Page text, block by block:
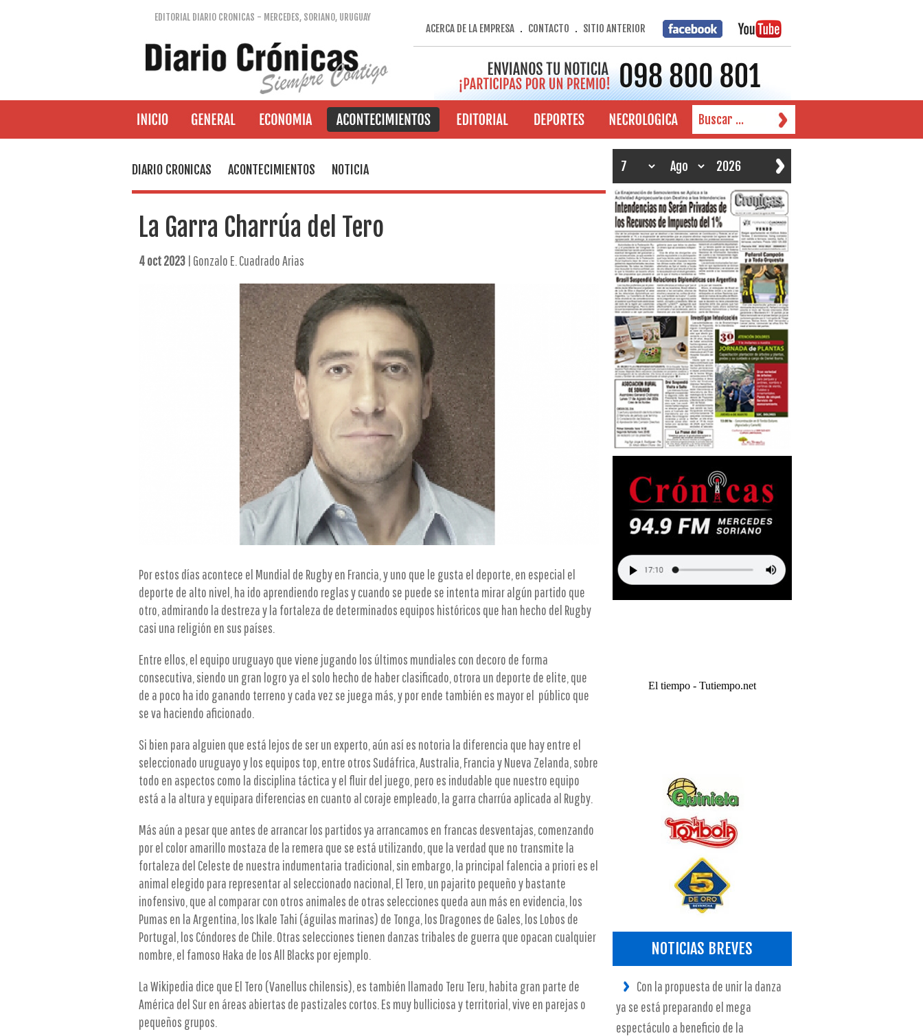
EDITORIAL DIARIO CRONICAS - MERCEDES, SORIANO, URUGUAY
ACERCA DE LA EMPRESA. CONTACTO . SITIO ANTERIOR
DIARIO CRONICAS ACONTECIMIENTOS NOTICIA
La Garra Charrúa del Tero
4 oct 2023| Gonzalo E. Cuadrado Arias
Por estos días acontece el Mundial de Rugby en Francia, y uno que le gusta el deporte, en especial el
deporte de alto nivel, ha ido aprendiendo reglas y cuando se puede se intenta mirar algún partido que
otro, admirando la destreza y la fortaleza de determinados equipos históricos que han hecho del Rugby
casi una religión en sus países.
Entre ellos, el equipo uruguayo que viene jugando los últimos mundiales con decoro de forma
consecutiva, siendo un gran logro ya el solo hecho de haber clasificado, otrora un deporte de elite, que
de a poco ha ido ganando terreno y cada vez se juega más, y por ende también es mayor el público que
se va haciendo aficionado.
Si bien para alguien que está lejos de ser un experto, aún así es notoria la diferencia que hay entre el
seleccionado uruguayo y los equipos top, entre otros Sudáfrica, Australia, Francia y Nueva Zelanda, sobre
todo en aspectos como la disciplina táctica y el fluir del juego, pero es indudable que nuestro equipo
está a la altura y equipara diferencias en cuanto al coraje empleado, la garra charrúa aplicada al Rugby.
Más aún a pesar que antes de arrancar los partidos ya arrancamos en francas desventajas, comenzando
por el color amarillo mostaza de la remera que se está utilizando, que la verdad que no transmite la
fortaleza del Celeste de nuestra indumentaria tradicional, sin embargo, la principal falencia a priori es el
animal elegido para representar al seleccionado nacional, El Tero, un pajarito pequeño y bastante
inofensivo, que al comparar con otros animales de otras selecciones queda aun más en evidencia, los
Pumas en la Argentina, los Ikale Tahi (águilas marinas) de Tonga, los Dragones de Gales, los Lobos de
Portugal, los Cóndores de Chile. Otras selecciones tienen danzas tribales de guerra que opacan cualquier
nombre, el famoso Haka de los All Blacks por ejemplo.
La Wikipedia dice que El Tero (Vanellus chilensis), es también llamado Teru Teru, habita gran parte de
América del Sur en áreas abiertas de pastizales cortos. Es muy bulliciosa y territorial, vive en parejas o
pequeños grupos.
El tiempo - Tutiempo.net
NOTICIAS BREVES
Con la propuesta de unir la danza
ya se está preparando el mega
espectáculo a beneficio de la